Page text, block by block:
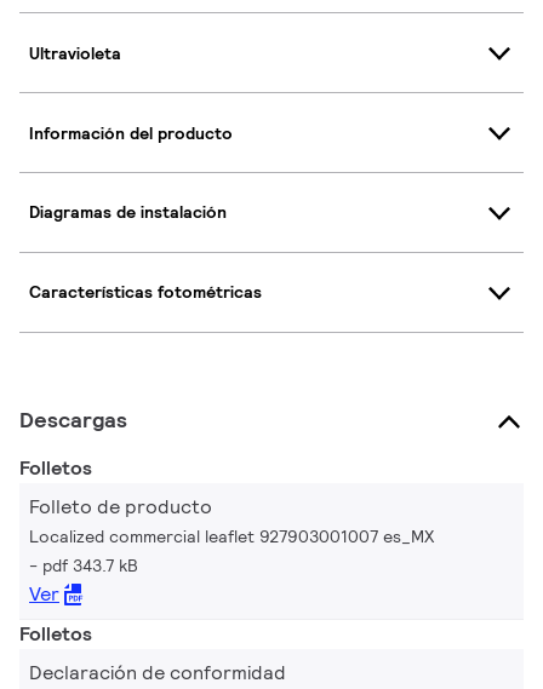
Ultravioleta
Información del producto
Diagramas de instalación
Características fotométricas
Descargas
Folletos
Folleto de producto
Localized commercial leaflet 927903001007 es_MX
pdf 343.7 kB
Ver
Folletos
Declaración de conformidad